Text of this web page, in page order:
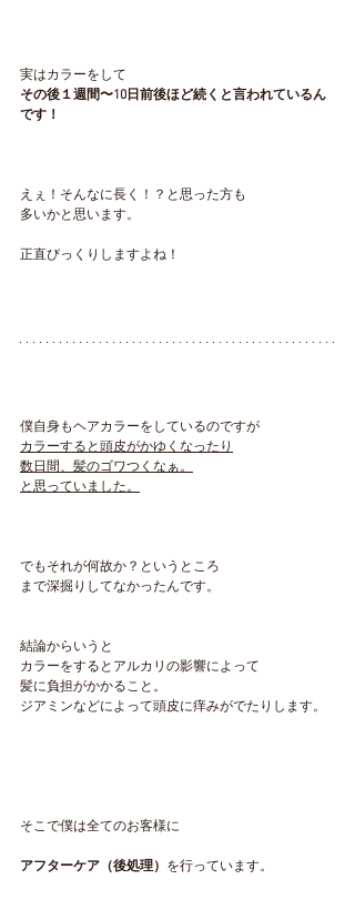
実はカラーをして
その後１週間〜10日前後ほど続くと言われているん
です！
えぇ！そんなに長く！？と思った方も
多いかと思います。
正直びっくりしますよね！
僕自身もヘアカラーをしているのですが
カラーすると頭皮がかゆくなったり
数日間、髪のゴワつくなぁ。
と思っていました。
でもそれが何故か？というところ
まで深掘りしてなかったんです。
結論からいうと
カラーをするとアルカリの影響によって
髪に負担がかかること。
ジアミンなどによって頭皮に痒みがでたりします。
そこで僕は全てのお客様に
アフターケア（後処理） を行っています。